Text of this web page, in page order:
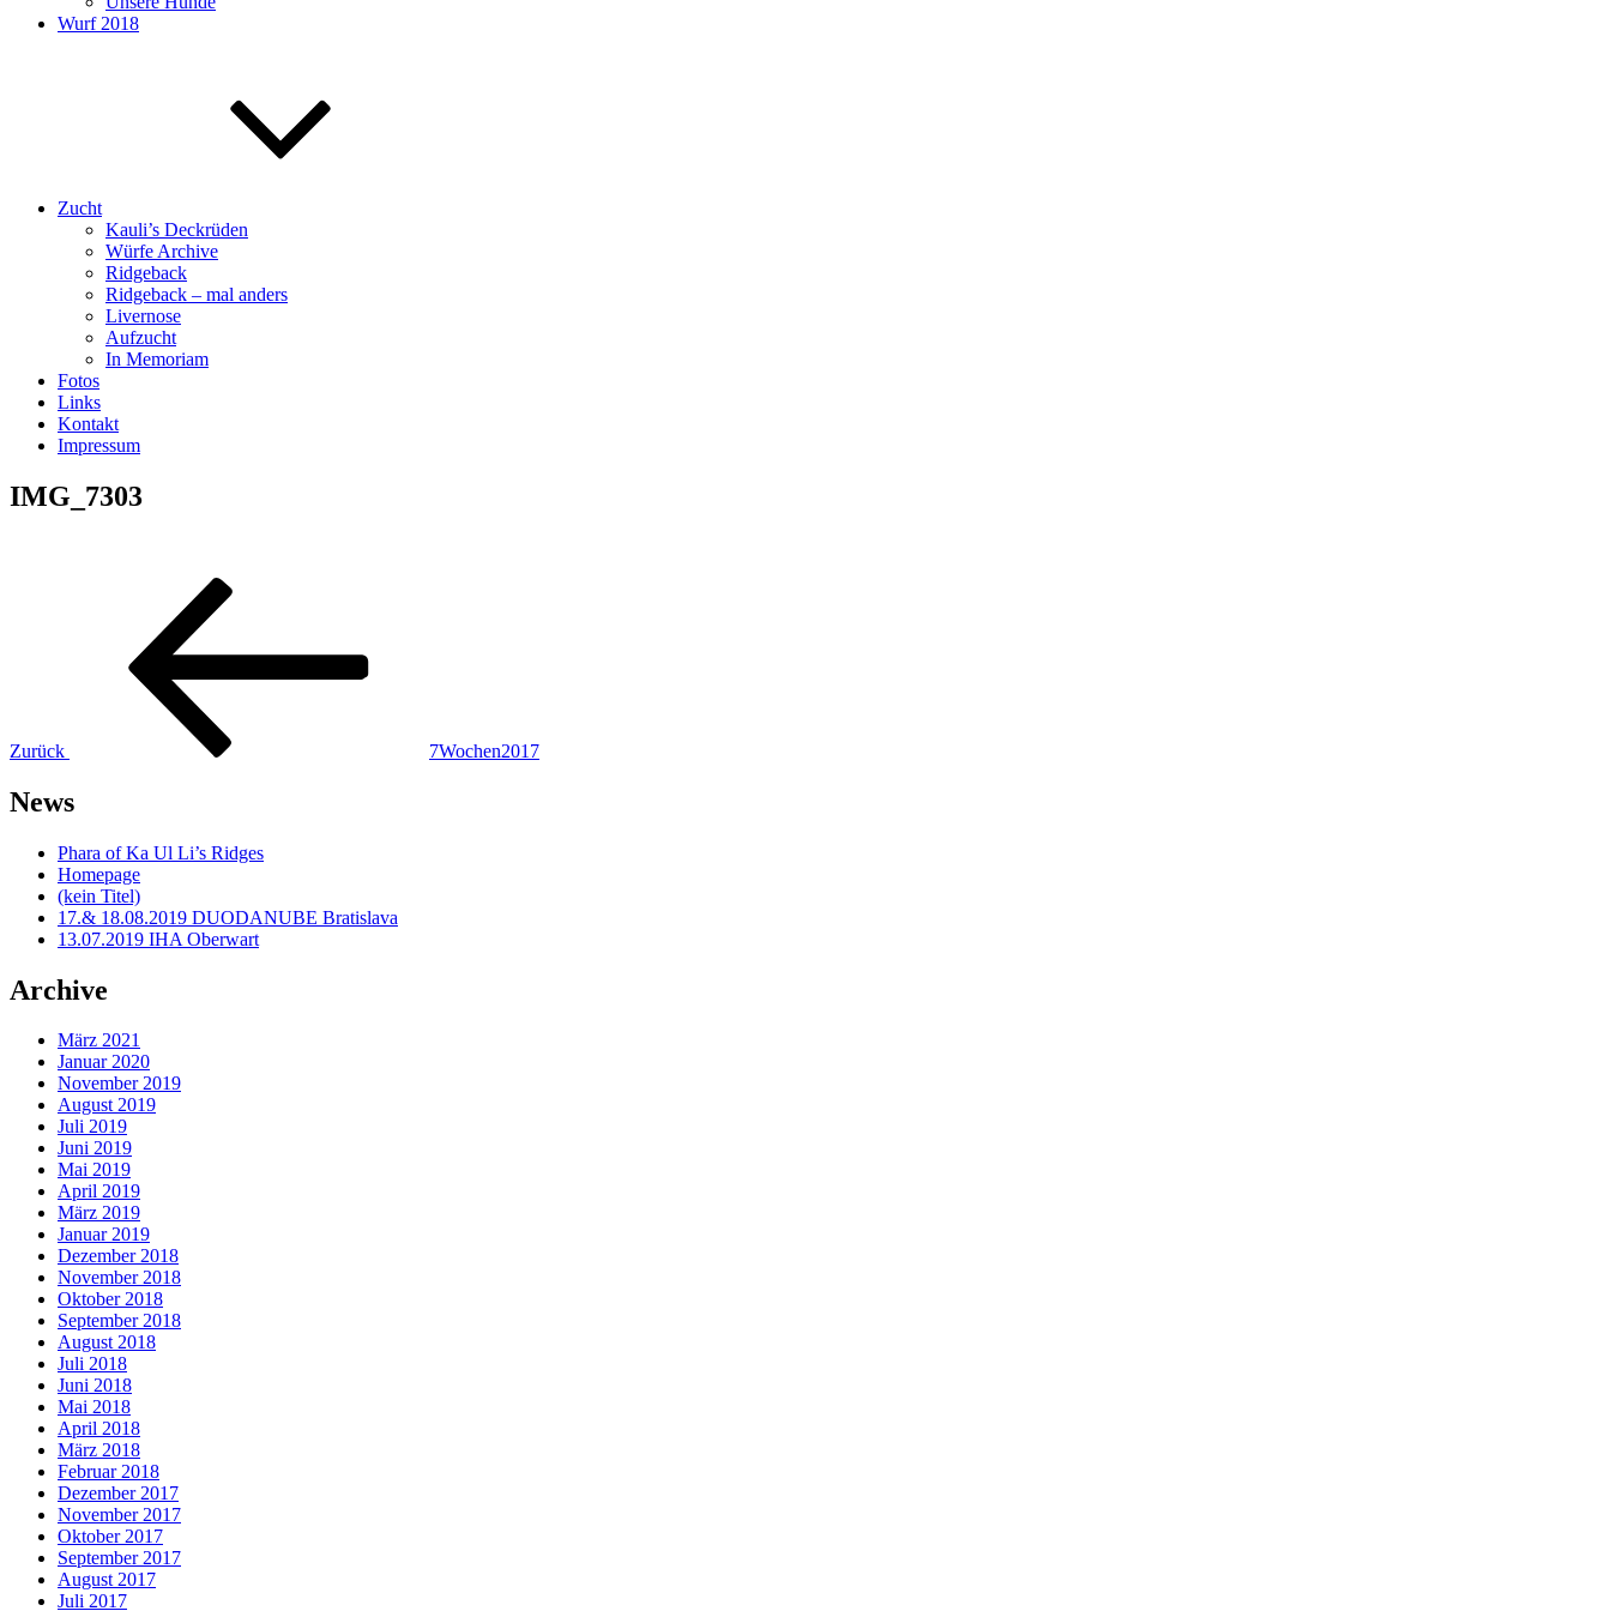
Wurf 2018
Zucht
Kauli’s Deckrüden
Würfe Archive
Ridgeback
Ridgeback – mal anders
Livernose
Aufzucht
In Memoriam
Fotos
Links
Kontakt
Impressum
IMG_7303
Beitragsnavigation
Zurück 7Wochen2017
News
Phara of Ka Ul Li’s Ridges
Homepage
(kein Titel)
17.& 18.08.2019 DUODANUBE Bratislava
13.07.2019 IHA Oberwart
Archive
März 2021
Januar 2020
November 2019
August 2019
Juli 2019
Juni 2019
Mai 2019
April 2019
März 2019
Januar 2019
Dezember 2018
November 2018
Oktober 2018
September 2018
August 2018
Juli 2018
Juni 2018
Mai 2018
April 2018
März 2018
Februar 2018
Dezember 2017
November 2017
Oktober 2017
September 2017
August 2017
Juli 2017